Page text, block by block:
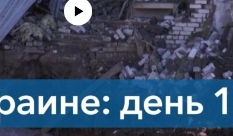
No media source currently available